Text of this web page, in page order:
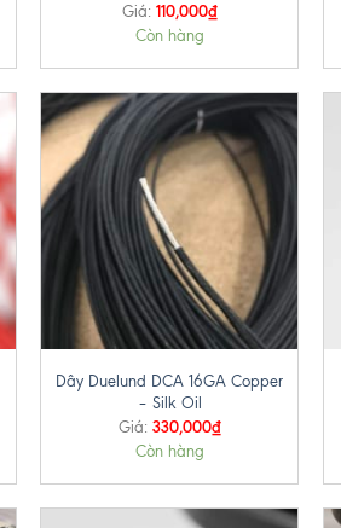
Giá: 110,000₫
Còn hàng
Dây Duelund DCA 16GA Copper
– Silk Oil
Giá: 330,000₫
Còn hàng